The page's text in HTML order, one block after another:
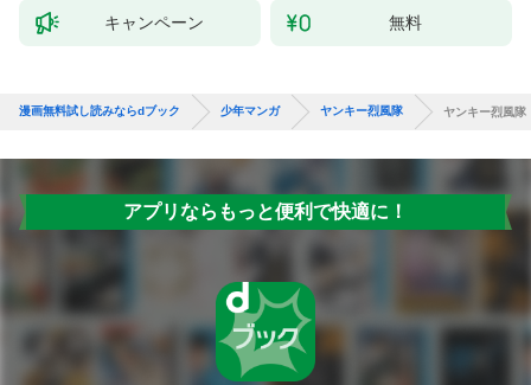
キャンペーン 無料
漫画無料試し読みならdブック 少年マンガ ヤンキー烈風隊 ヤンキー烈風隊
アプリならもっと便利で快適に！